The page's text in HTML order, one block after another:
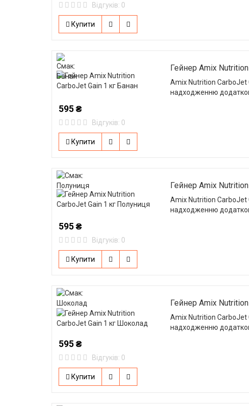
Відгуків: 0
Купити
Гейнер Amix
Amix Nutrition CarboJet
надходженню
595 ₴
Відгуків: 0
Купити
Гейнер Amix
Amix Nutrition CarboJet
надходженню
595 ₴
Відгуків: 0
Купити
Гейнер Amix
Amix Nutrition CarboJet
надходженню
595 ₴
Відгуків: 0
Купити